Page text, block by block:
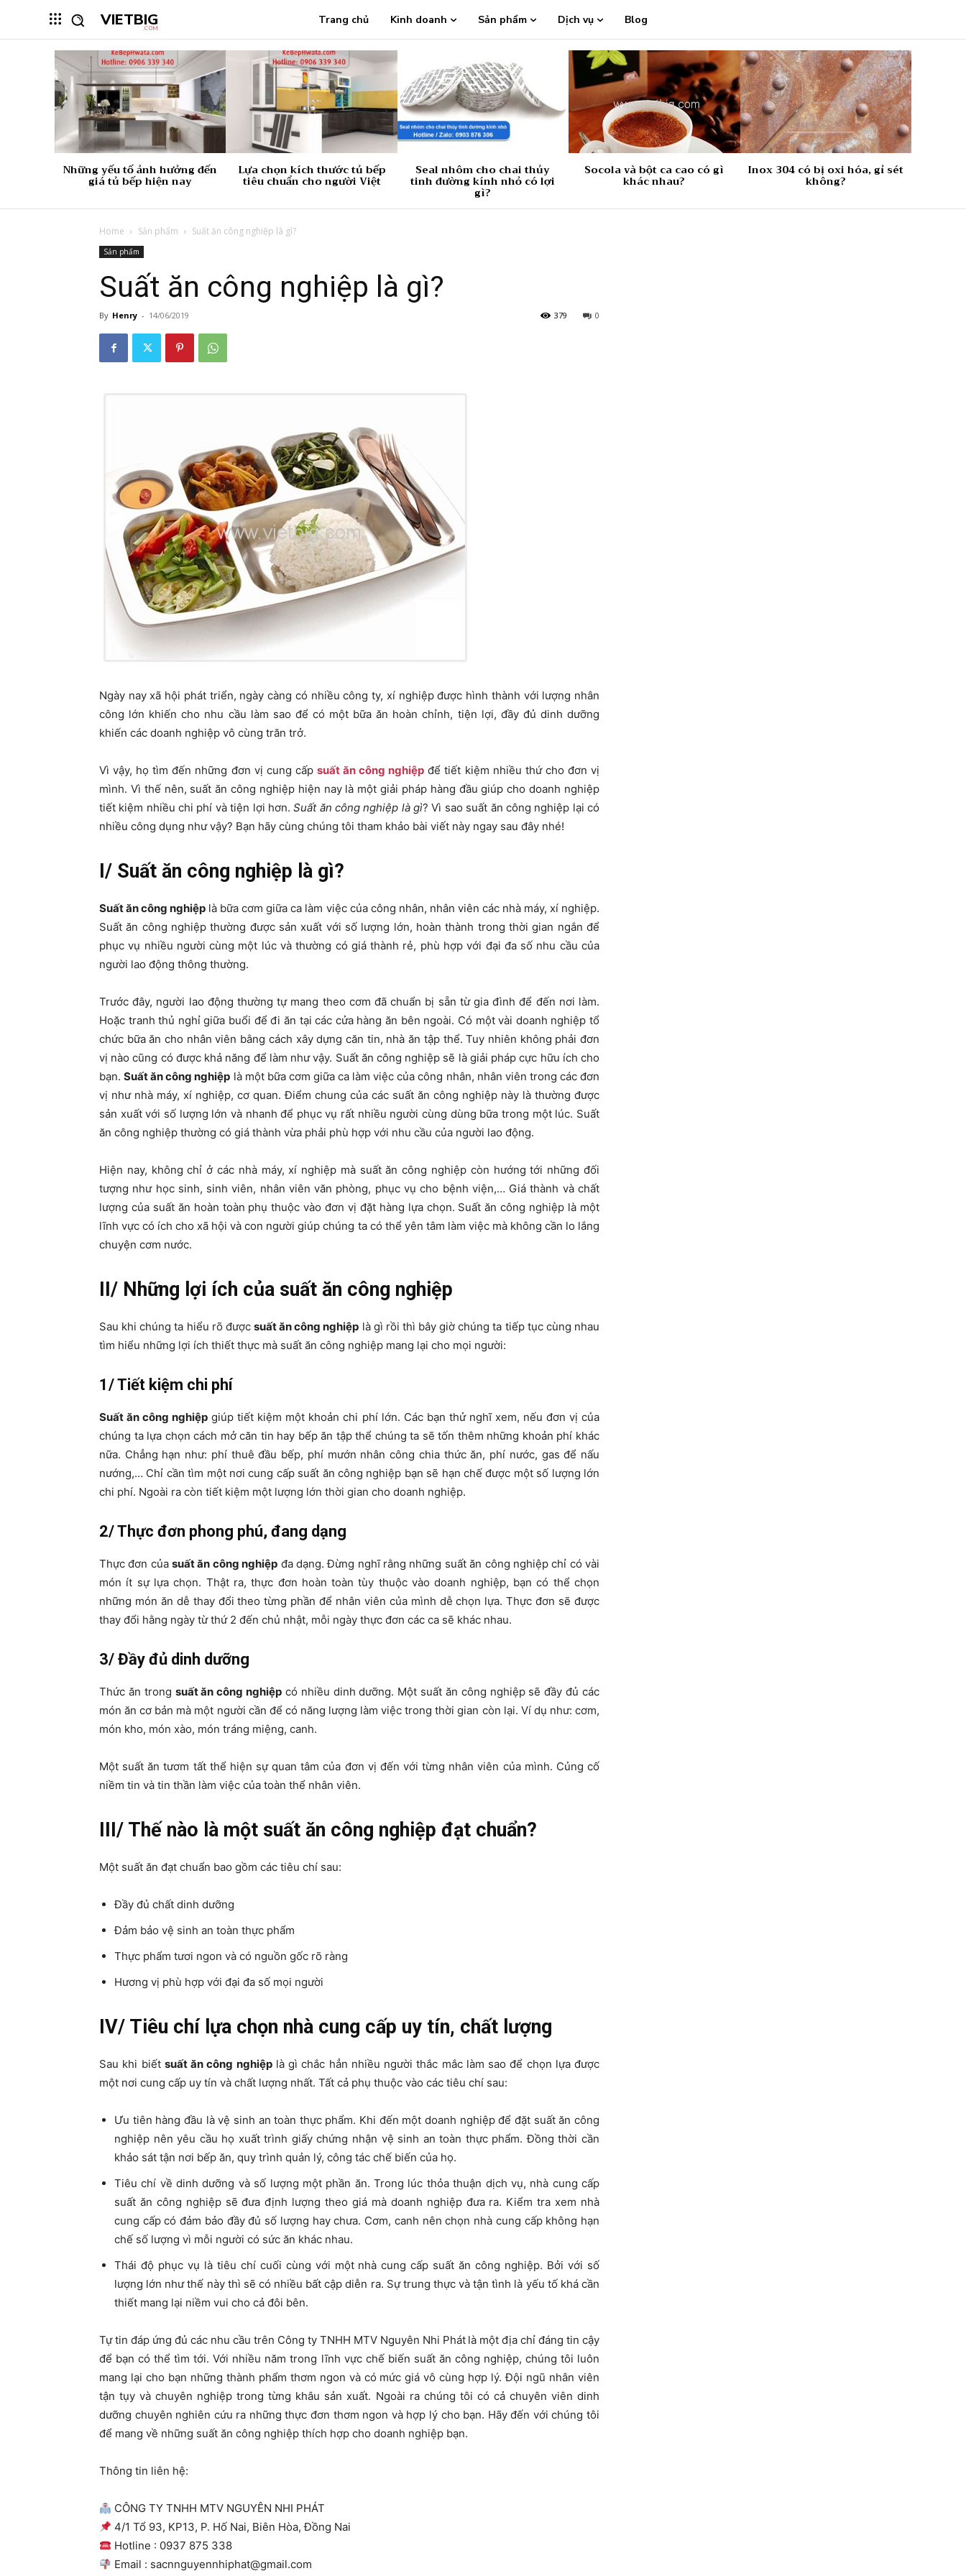
VIETBIG
.COM
Trang chủ Kinh doanh Sản phẩm Dịch vụ Blog
Những yếu tố ảnh hưởng đến
giá tủ bếp hiện nay
Lựa chọn kích thước tủ bếp
tiêu chuẩn cho người Việt
Seal nhôm cho chai thủy
tinh đường kính nhỏ có lợi
gì?
Socola và bột ca cao có gì
khác nhau?
Inox 304 có bị oxi hóa, gỉ sét
không?
Home Sản phẩm Suất ăn công nghiệp là gì?
Sản phẩm
Suất ăn công nghiệp là gì?
By Henry - 14/06/2019 0
379
Ngày nay xã hội phát triển, ngày càng có nhiều công ty, xí nghiệp được hình thành với lượng nhân
công lớn khiến cho nhu cầu làm sao để có một bữa ăn hoàn chỉnh, tiện lợi, đầy đủ dinh dưỡng
khiến các doanh nghiệp vô cùng trăn trở.
Vì vậy, họ tìm đến những đơn vị cung cấp suất ăn công nghiệp để tiết kiệm nhiều thứ cho đơn vị
mình. Vì thế nên, suất ăn công nghiệp hiện nay là một giải pháp hàng đầu giúp cho doanh nghiệp
tiết kiệm nhiều chi phí và tiện lợi hơn.Suất ăn công nghiệp là gì? Vì sao suất ăn công nghiệp lại có
nhiều công dụng như vậy? Bạn hãy cùng chúng tôi tham khảo bài viết này ngay sau đây nhé!
I/ Suất ăn công nghiệp là gì?
Suất ăn công nghiệp là bữa cơm giữa ca làm việc của công nhân, nhân viên các nhà máy, xí nghiệp.
Suất ăn công nghiệp thường được sản xuất với số lượng lớn, hoàn thành trong thời gian ngắn để
phục vụ nhiều người cùng một lúc và thường có giá thành rẻ, phù hợp với đại đa số nhu cầu của
người lao động thông thường.
Trước đây, người lao động thường tự mang theo cơm đã chuẩn bị sẵn từ gia đình để đến nơi làm.
Hoặc tranh thủ nghỉ giữa buổi để đi ăn tại các cửa hàng ăn bên ngoài. Có một vài doanh nghiệp tổ
chức bữa ăn cho nhân viên bằng cách xây dựng căn tin, nhà ăn tập thể. Tuy nhiên không phải đơn
vị nào cũng có được khả năng để làm như vậy. Suất ăn công nghiệp sẽ là giải pháp cực hữu ích cho
bạn.Suất ăn công nghiệp là một bữa cơm giữa ca làm việc của công nhân, nhân viên trong các đơn
vị như nhà máy, xí nghiệp, cơ quan. Điểm chung của các suất ăn công nghiệp này là thường được
sản xuất với số lượng lớn và nhanh để phục vụ rất nhiều người cùng dùng bữa trong một lúc. Suất
ăn công nghiệp thường có giá thành vừa phải phù hợp với nhu cầu của người lao động.
Hiện nay, không chỉ ở các nhà máy, xí nghiệp mà suất ăn công nghiệp còn hướng tới những đối
tượng như học sinh, sinh viên, nhân viên văn phòng, phục vụ cho bệnh viện,… Giá thành và chất
lượng của suất ăn hoàn toàn phụ thuộc vào đơn vị đặt hàng lựa chọn. Suất ăn công nghiệp là một
lĩnh vực có ích cho xã hội và con người giúp chúng ta có thể yên tâm làm việc mà không cần lo lắng
chuyện cơm nước.
II/ Những lợi ích của suất ăn công nghiệp
Sau khi chúng ta hiểu rõ được suất ăn công nghiệp là gì rồi thì bây giờ chúng ta tiếp tục cùng nhau
tìm hiểu những lợi ích thiết thực mà suất ăn công nghiệp mang lại cho mọi người:
1/ Tiết kiệm chi phí
Suất ăn công nghiệp giúp tiết kiệm một khoản chi phí lớn. Các bạn thử nghĩ xem, nếu đơn vị của
chúng ta lựa chọn cách mở căn tin hay bếp ăn tập thể chúng ta sẽ tốn thêm những khoản phí khác
nữa. Chẳng hạn như: phí thuê đầu bếp, phí mướn nhân công chia thức ăn, phí nước, gas để nấu
nướng,… Chỉ cần tìm một nơi cung cấp suất ăn công nghiệp bạn sẽ hạn chế được một số lượng lớn
chi phí. Ngoài ra còn tiết kiệm một lượng lớn thời gian cho doanh nghiệp.
2/ Thực đơn phong phú, đang dạng
Thực đơn củasuất ăn công nghiệp đa dạng. Đừng nghĩ rằng những suất ăn công nghiệp chỉ có vài
món ít sự lựa chọn. Thật ra, thực đơn hoàn toàn tùy thuộc vào doanh nghiệp, bạn có thể chọn
những món ăn dễ thay đổi theo từng phần để nhân viên của mình dễ chọn lựa. Thực đơn sẽ được
thay đổi hằng ngày từ thứ 2 đến chủ nhật, mỗi ngày thực đơn các ca sẽ khác nhau.
3/ Đầy đủ dinh dưỡng
Thức ăn trong suất ăn công nghiệp có nhiều dinh dưỡng. Một suất ăn công nghiệp sẽ đầy đủ các
món ăn cơ bản mà một người cần để có năng lượng làm việc trong thời gian còn lại. Ví dụ như: cơm,
món kho, món xào, món tráng miệng, canh.
Một suất ăn tươm tất thể hiện sự quan tâm của đơn vị đến với từng nhân viên của mình. Củng cố
niềm tin và tin thần làm việc của toàn thể nhân viên.
III/ Thế nào là một suất ăn công nghiệp đạt chuẩn?
Một suất ăn đạt chuẩn bao gồm các tiêu chí sau:
Đầy đủ chất dinh dưỡng
Đảm bảo vệ sinh an toàn thực phẩm
Thực phẩm tươi ngon và có nguồn gốc rõ ràng
Hương vị phù hợp với đại đa số mọi người
IV/ Tiêu chí lựa chọn nhà cung cấp uy tín, chất lượng
Sau khi biết suất ăn công nghiệplà gì chắc hẳn nhiều người thắc mắc làm sao để chọn lựa được
một nơi cung cấp uy tín và chất lượng nhất. Tất cả phụ thuộc vào các tiêu chí sau:
Ưu tiên hàng đầu là vệ sinh an toàn thực phẩm. Khi đến một doanh nghiệp để đặt suất ăn công
nghiệp nên yêu cầu họ xuất trình giấy chứng nhận vệ sinh an toàn thực phẩm. Đồng thời cần
khảo sát tận nơi bếp ăn, quy trình quản lý, công tác chế biến của họ.
Tiêu chí về dinh dưỡng và số lượng một phần ăn. Trong lúc thỏa thuận dịch vụ, nhà cung cấp
suất ăn công nghiệp sẽ đưa định lượng theo giá mà doanh nghiệp đưa ra. Kiểm tra xem nhà
cung cấp có đảm bảo đầy đủ số lượng hay chưa. Cơm, canh nên chọn nhà cung cấp không hạn
chế số lượng vì mỗi người có sức ăn khác nhau.
Thái độ phục vụ là tiêu chí cuối cùng với một nhà cung cấp suất ăn công nghiệp. Bởi với số
lượng lớn như thế này thì sẽ có nhiều bất cập diễn ra. Sự trung thực và tận tình là yếu tố khá cần
thiết mang lại niềm vui cho cả đôi bên.
Tự tin đáp ứng đủ các nhu cầu trên Công ty TNHH MTV Nguyên Nhi Phát là một địa chỉ đáng tin cậy
để bạn có thể tìm tới. Với nhiều năm trong lĩnh vực chế biến suất ăn công nghiệp, chúng tôi luôn
mang lại cho bạn những thành phẩm thơm ngon và có mức giá vô cùng hợp lý. Đội ngũ nhân viên
tận tụy và chuyên nghiệp trong từng khâu sản xuất. Ngoài ra chúng tôi có cả chuyên viên dinh
dưỡng chuyên nghiên cứu ra những thực đơn thơm ngon và hợp lý cho bạn. Hãy đến với chúng tôi
để mang về những suất ăn công nghiệp thích hợp cho doanh nghiệp bạn.
Thông tin liên hệ:
CÔNG TY TNHH MTV NGUYÊN NHI PHÁT
4/1 Tổ 93, KP13, P. Hố Nai, Biên Hòa, Đồng Nai
Hotline : 0937 875 338
Email : sacnnguyennhiphat@gmail.com